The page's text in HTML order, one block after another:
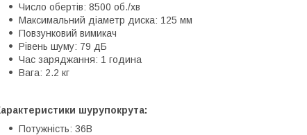
Число обертів: 8500 об./хв
Максимальний діаметр диска: 125 мм
Повзунковий вимикач
Рівень шуму: 79 дБ
Час заряджання: 1 година
Вага: 2.2 кг
шурупокрута:
Потужність: 36В